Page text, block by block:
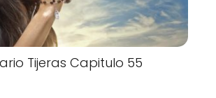
Tijeras Capitulo 55